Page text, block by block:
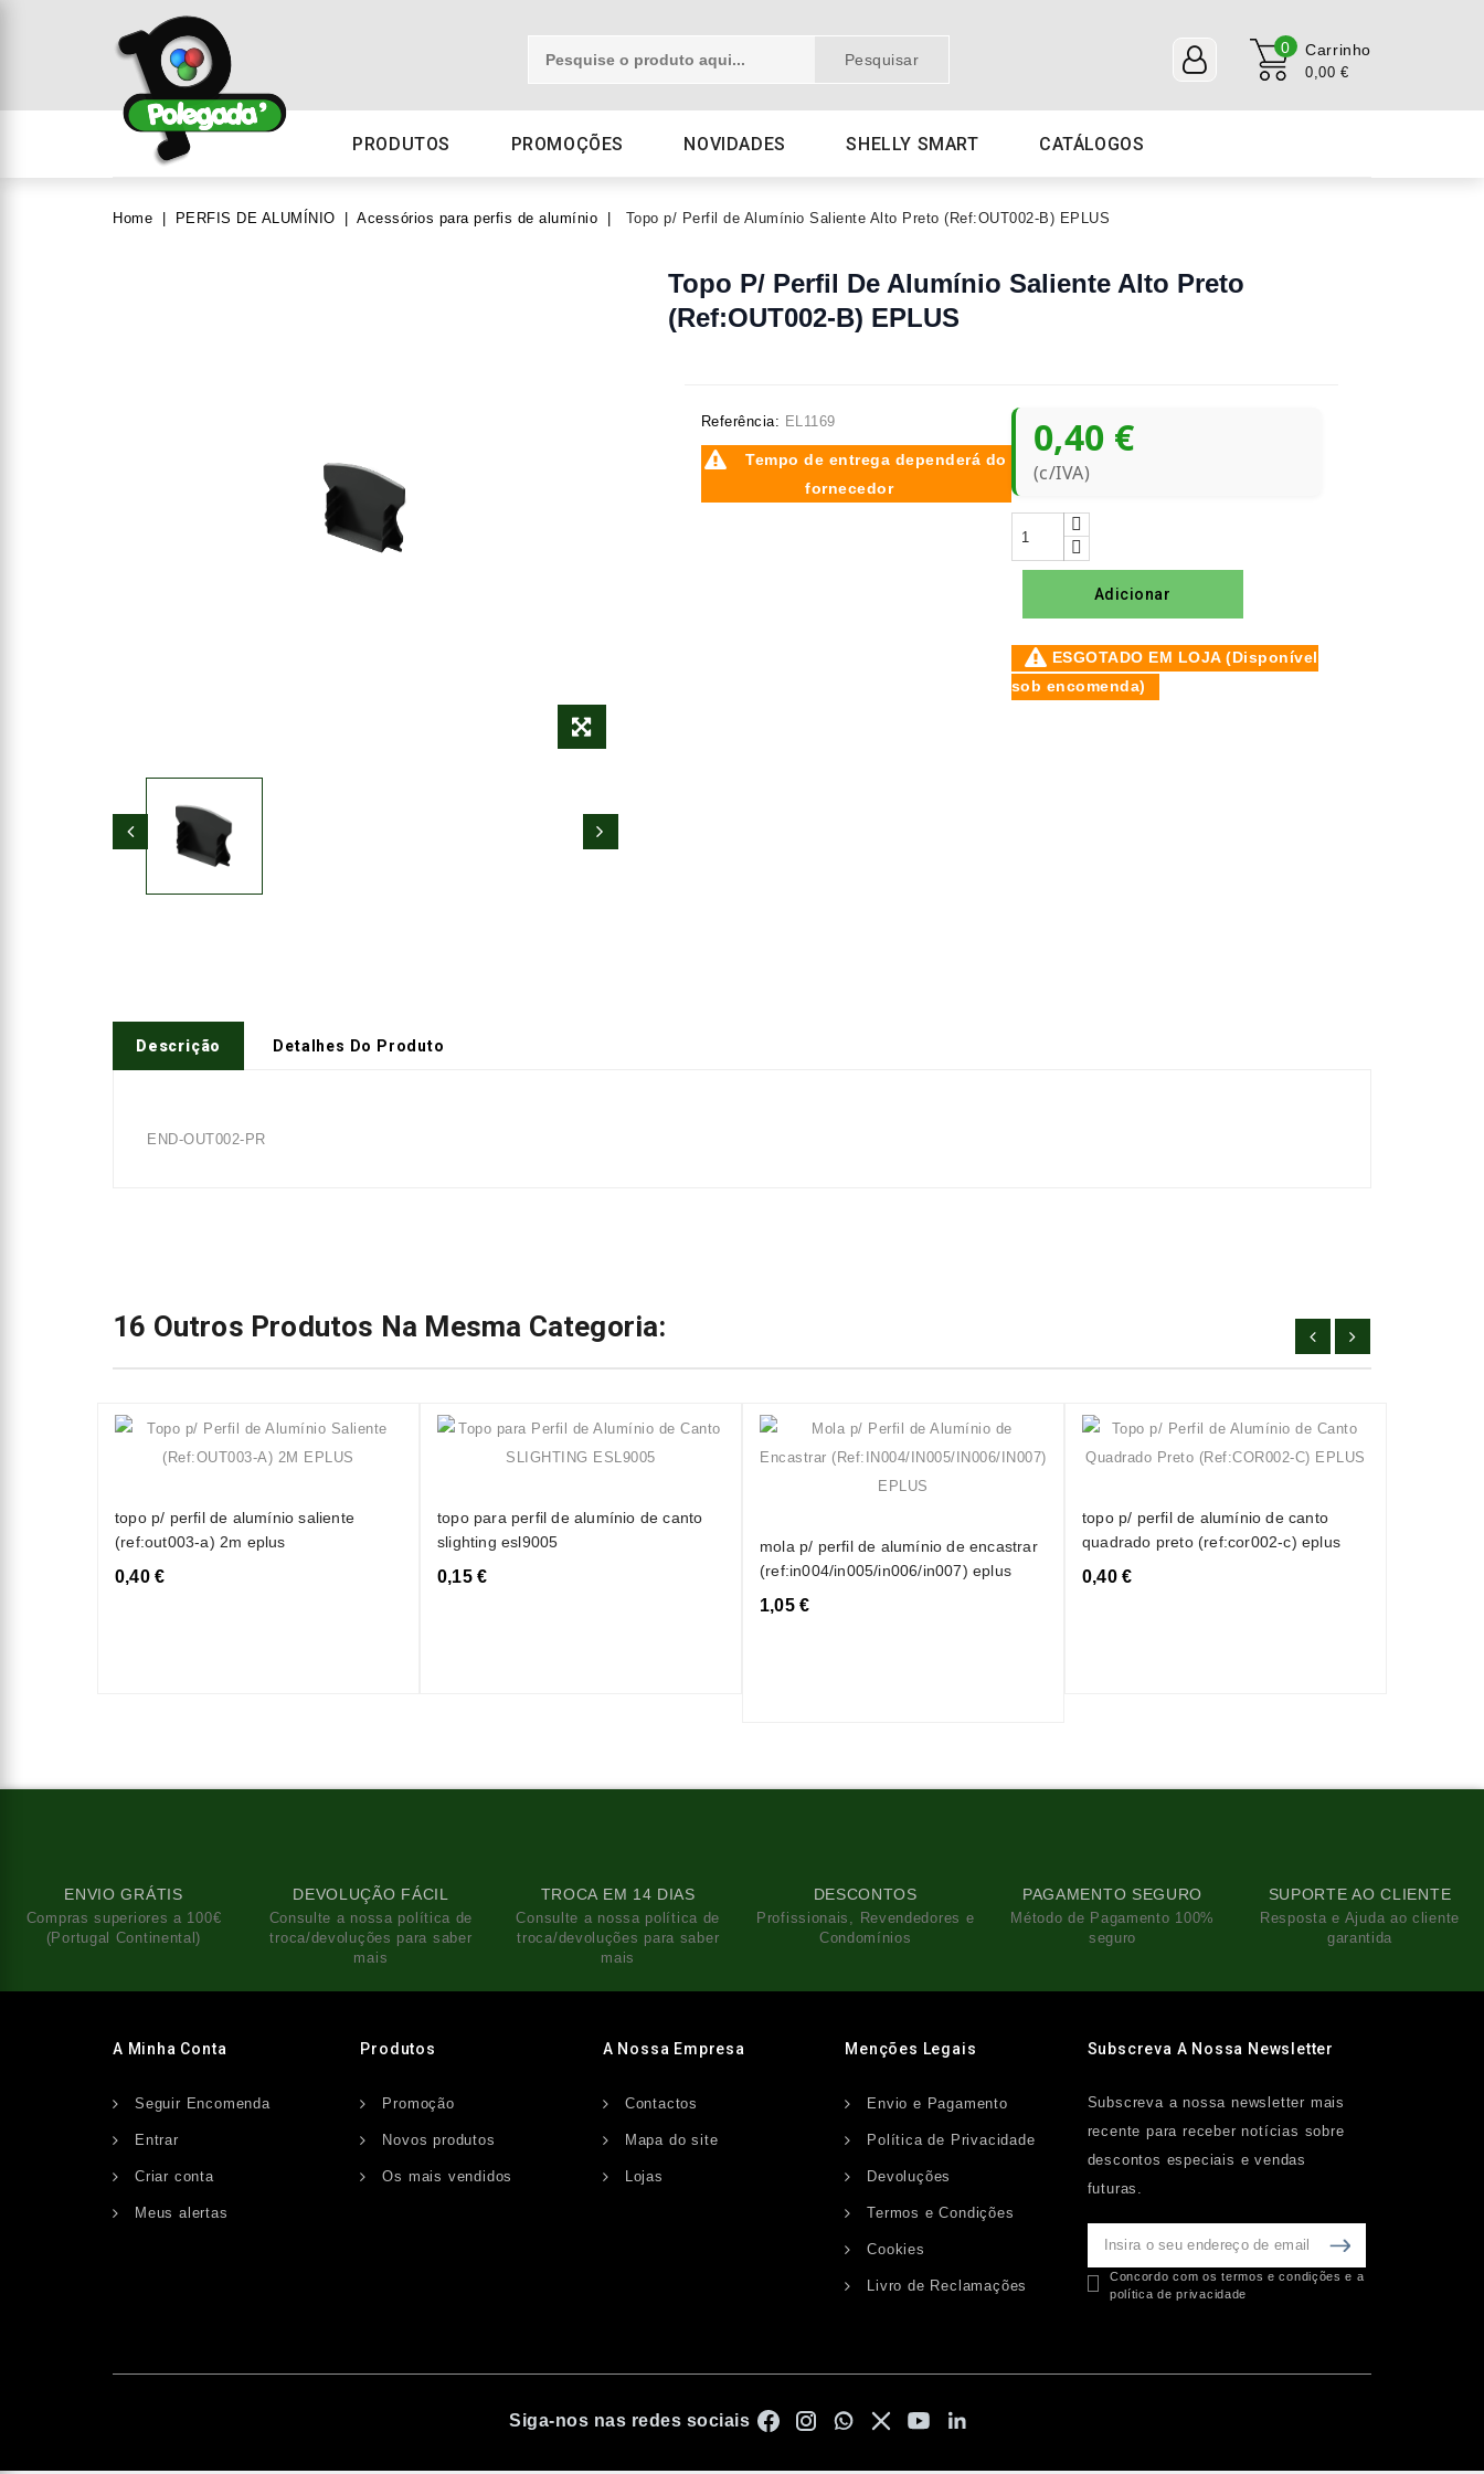
Carrinho
0,00 €
0
Pesquisar
PRODUTOS PROMOÇÕES NOVIDADES SHELLY SMART CATÁLOGOS
Home PERFIS DE ALUMÍNIO Acessórios para perfis de alumínio Topo p/ Perfil de Alumínio Saliente Alto Preto (Ref:OUT002-B) EPLUS
Topo P/ Perfil De Alumínio Saliente Alto Preto
(Ref:OUT002-B) EPLUS
Referência: EL1169
Tempo de entrega dependerá do
fornecedor
0,40 €
(c/IVA)
Adicionar
ESGOTADO EM LOJA (Disponível
sob encomenda)
Descrição Detalhes Do Produto
END-OUT002-PR
16 Outros Produtos Na Mesma Categoria:
topo p/ perfil de alumínio saliente
(ref:out003-a) 2m eplus
0,40 €
topo para perfil de alumínio de canto
slighting esl9005
0,15 €
mola p/ perfil de alumínio de encastrar
(ref:in004/in005/in006/in007) eplus
1,05 €
topo p/ perfil de alumínio de canto
quadrado preto (ref:cor002-c) eplus
0,40 €
ENVIO GRÁTIS
Compras superiores a 100€
(Portugal Continental)
DEVOLUÇÃO FÁCIL
Consulte a nossa política de
troca/devoluções para saber
mais
TROCA EM 14 DIAS
Consulte a nossa política de
troca/devoluções para saber
mais
DESCONTOS
Profissionais, Revendedores e
Condomínios
PAGAMENTO SEGURO
Método de Pagamento 100%
seguro
SUPORTE AO CLIENTE
Resposta e Ajuda ao cliente
garantida
A Minha Conta
Seguir Encomenda
Entrar
Criar conta
Meus alertas
Produtos
Promoção
Novos produtos
Os mais vendidos
A Nossa Empresa
Contactos
Mapa do site
Lojas
Menções Legais
Envio e Pagamento
Política de Privacidade
Devoluções
Termos e Condições
Cookies
Livro de Reclamações
Subscreva A Nossa Newsletter
Subscreva a nossa newsletter mais
recente para receber notícias sobre
descontos especiais e vendas
futuras.
Concordo com os termos e condições e a
política de privacidade
Siga-nos nas redes sociais